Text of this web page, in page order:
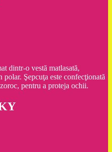
dintr-o vestă matlasată,
Şepcuţa este confecţionată
pentru a proteja ochii.